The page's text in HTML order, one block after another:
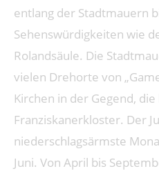
entlang der Stadtmauern
Sehenswürdigkeiten wie
Rolandsäule. Die
vielen Drehorte von
Kirchen in der Gegend,
Franziskanerkloster. Der
niederschlagsärmste
Juni. Von April bis